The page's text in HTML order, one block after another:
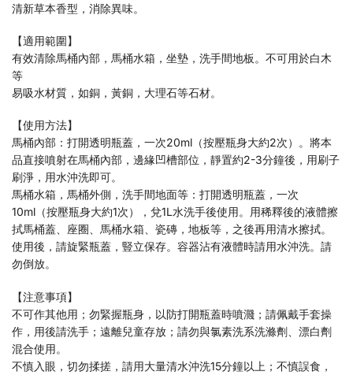
清新草本香型，消除異味。
【適用範圍】
有效清除馬桶內部，馬桶水箱，坐墊，洗手間地板。不可用於白木
等
易吸水材質，如銅，黃銅，大理石等石材。
【使用方法】
馬桶內部：打開透明瓶蓋，一次20ml（按壓瓶身大約2次）。將本
品直接噴射在馬桶內部，邊緣凹槽部位，靜置約2-3分鐘後，用刷子
刷淨，用水沖洗即可。
馬桶水箱，馬桶外側，洗手間地面等：打開透明瓶蓋，一次
10ml（按壓瓶身大約1次），兌1L水洗手後使用。用稀釋後的液體擦
拭馬桶蓋、座圈、馬桶水箱、瓷磚，地板等，之後再用清水擦拭。
使用後，請旋緊瓶蓋，豎立保存。容器沾有液體時請用水沖洗。請
勿倒放。
【注意事項】
不可作其他用；勿緊握瓶身，以防打開瓶蓋時噴濺；請佩戴手套操
作，用後請洗手；遠離兒童存放；請勿與氯素洗系洗滌劑、漂白劑
混合使用。
不慎入眼，切勿揉搓，請用大量清水沖洗15分鐘以上；不慎誤食，